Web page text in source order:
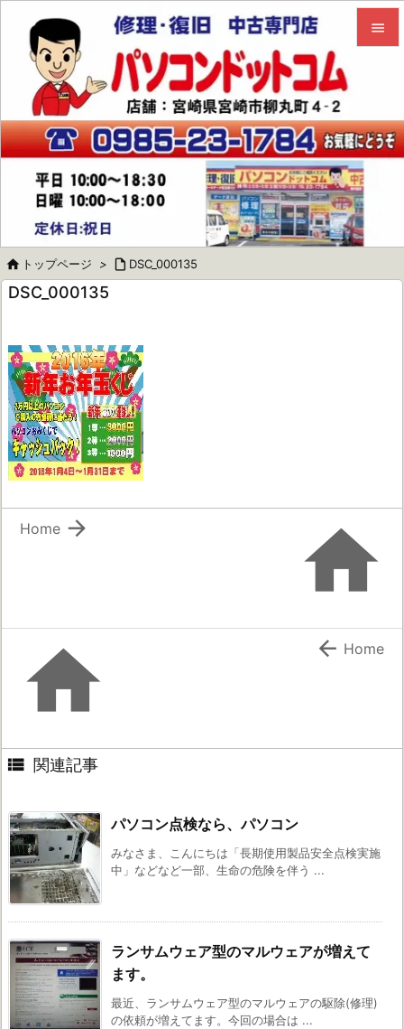

サイド


 トップページ >  DSC_000135
DSC_000135


Home
  Home
 関連記事
パソコン点検なら、パソコン
みなさま、こんにちは「長期使用製品安全点検実施
中」などなど一部、生命の危険を伴う ...
ランサムウェア型のマルウェアが増えて
ます。
最近、ランサムウェア型のマルウェアの駆除(修理)
の依頼が増えてます。今回の場合は ...